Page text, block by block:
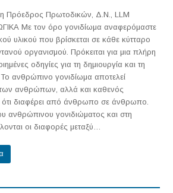
Πρόεδρος Πρωτοδικών, Δ.Ν., LLM
Με τον όρο γονιδίωμα αναφερόμαστε
υλικού που βρίσκεται σε κάθε κύτταρο
οργανισμού. Πρόκειται για μια πλήρη
οδηγίες για τη δημιουργία και τη
ανθρώπινο γονιδίωμα αποτελεί
ανθρώπων, αλλά και καθενός
ότι διαφέρει από άνθρωπο σε άνθρωπο.
ανθρώπινου γονιδιώματος και στη
οι διαφορές μεταξύ…